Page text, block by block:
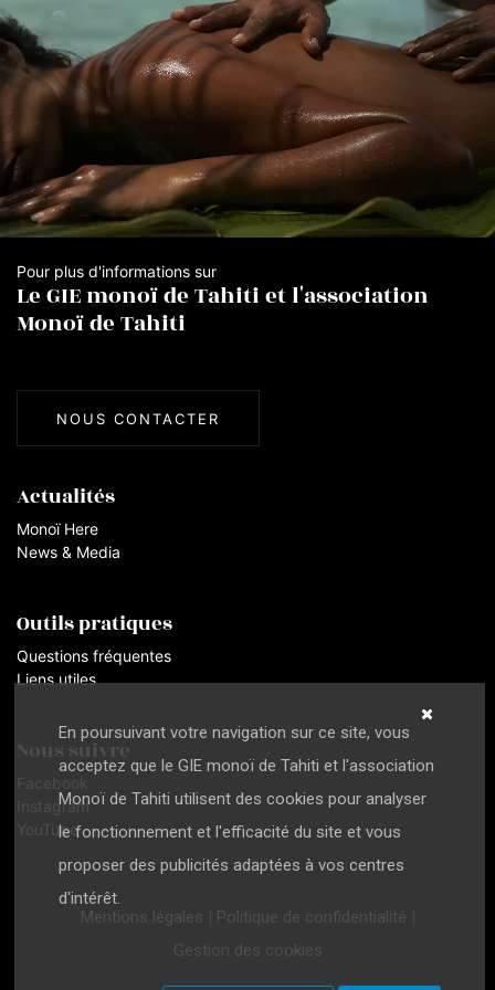
Pour plus d'informations sur
Le GIE monoï de Tahiti et l'association
Monoï de Tahiti
NOUS CONTACTER
Actualités
Monoï Here
News & Media
Outils pratiques
Questions fréquentes
Liens utiles
Nous suivre
Facebook
Instagram
YouTube
Mentions légales Politique de confidentialité
Gestion des cookies
En poursuivant votre navigation sur ce site, vous
acceptez que le GIE monoï de Tahiti et l'association
Monoï de Tahiti utilisent des cookies pour analyser
le fonctionnement et l'efficacité du site et vous
proposer des publicités adaptées à vos centres
d'intérêt.